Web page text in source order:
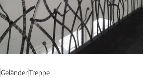
GeländerTreppe